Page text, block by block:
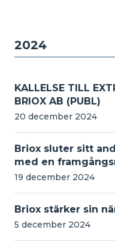
2024
KALLELSE TILL
BRIOX AB (PUBL)
20 december 2024
Briox sluter sitt
med en
19 december 2024
Briox stärker sin
5 december 2024